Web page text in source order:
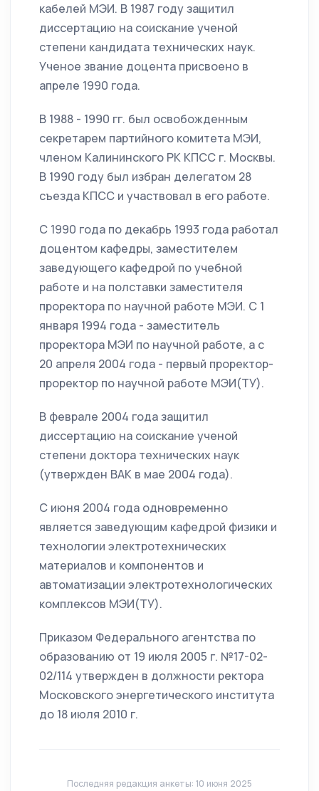
кабелей МЭИ. В 1987 году защитил
диссертацию на соискание ученой
степени кандидата технических наук.
Ученое звание доцента присвоено в
апреле 1990 года.
В 1988 - 1990 гг. был освобожденным
секретарем партийного комитета МЭИ,
членом Калининского РК КПСС г. Москвы.
В 1990 году был избран делегатом 28
съезда КПСС и участвовал в его работе.
С 1990 года по декабрь 1993 года работал
доцентом кафедры, заместителем
заведующего кафедрой по учебной
работе и на полставки заместителя
проректора по научной работе МЭИ. С 1
января 1994 года - заместитель
проректора МЭИ по научной работе, а с
20 апреля 2004 года - первый проректор-
проректор по научной работе МЭИ(ТУ).
В феврале 2004 года защитил
диссертацию на соискание ученой
степени доктора технических наук
(утвержден ВАК в мае 2004 года).
С июня 2004 года одновременно
является заведующим кафедрой физики и
технологии электротехнических
материалов и компонентов и
автоматизации электротехнологических
комплексов МЭИ(ТУ).
Приказом Федерального агентства по
образованию от 19 июля 2005 г. №17-02-
02/114 утвержден в должности ректора
Московского энергетического института
до 18 июля 2010 г.
Последняя редакция анкеты: 10 июня 2025